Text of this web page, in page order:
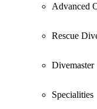
Advanced
Rescue
Divemaster
Specialities